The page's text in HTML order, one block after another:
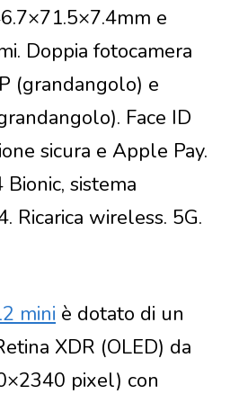
e
Doppia fotocamera
(grandangolo) e
Face ID
sicura e Apple Pay.
sistema
Ricarica wireless. 5G.
mini è dotato di un
XDR (OLED) da
pixel) con